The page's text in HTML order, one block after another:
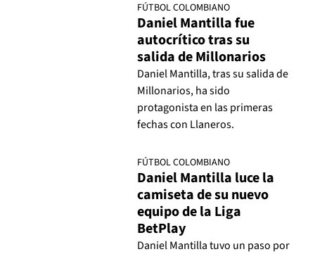
FÚTBOL COLOMBIANO
Daniel Mantilla fue
autocrítico tras su
salida de Millonarios
Daniel Mantilla, tras su salida de
Millonarios, ha sido
protagonista en las primeras
fechas con Llaneros.
FÚTBOL COLOMBIANO
Daniel Mantilla luce la
camiseta de su nuevo
equipo de la Liga
BetPlay
Daniel Mantilla tuvo un paso por